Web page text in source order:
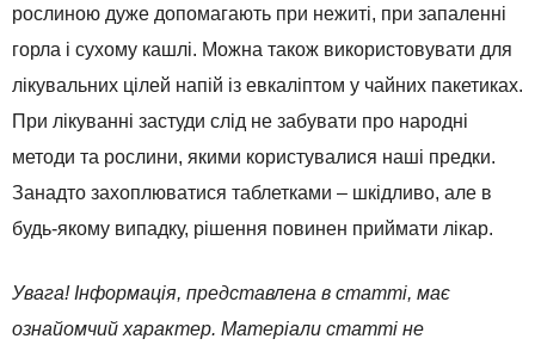
рослиною дуже допомагають при нежиті, при запаленні
горла і сухому кашлі. Можна також використовувати для
лікувальних цілей напій із евкаліптом у чайних пакетиках.
При лікуванні застуди слід не забувати про народні
методи та рослини, якими користувалися наші предки.
Занадто захоплюватися таблетками – шкідливо, але в
будь-якому випадку, рішення повинен приймати лікар.
Увага! Інформація, представлена в статті, має
ознайомчий характер. Матеріали статті не